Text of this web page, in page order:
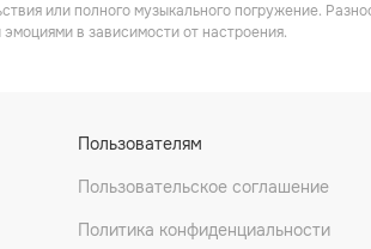
или полного музыкального погружение.
в зависимости от настроения.
Пользователям
Пользовательское соглашение
Политика конфиденциальности